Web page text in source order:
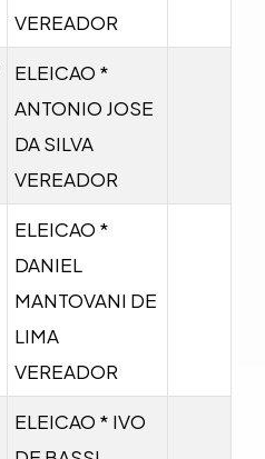
VEREADOR
ELEICAO *
ANTONIO JOSE
DA SILVA
VEREADOR
ELEICAO *
DANIEL
MANTOVANI DE
LIMA
VEREADOR
ELEICAO * IVO